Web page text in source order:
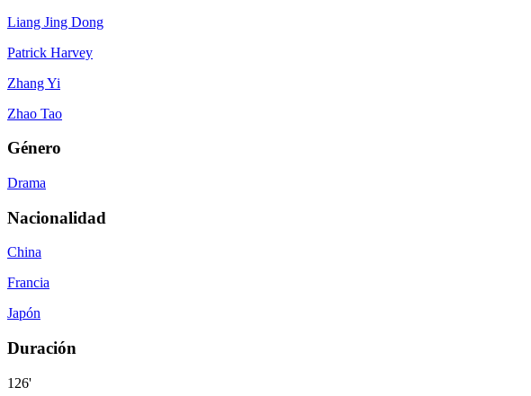
Liang Jing Dong
Patrick Harvey
Zhang Yi
Zhao Tao
Género
Drama
Nacionalidad
China
Francia
Japón
Duración
126'